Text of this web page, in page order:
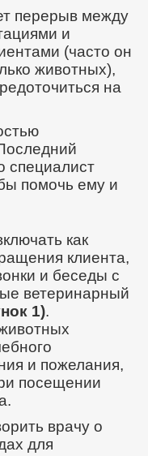
перерыв между
и
(часто он
животных),
на
специалист
помочь ему и
как
клиента,
и беседы с
ветеринарный
1).
и пожелания,
посещении
врачу о
для